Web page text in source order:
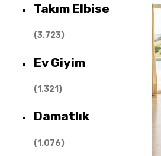
Takım Elbise
(3.723)
Ev Giyim
(1.321)
Damatlık
(1.076)